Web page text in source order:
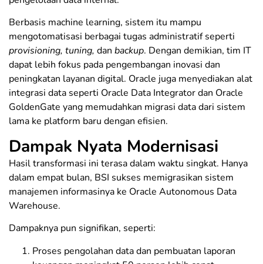
Berbasis machine learning, sistem itu mampu
mengotomatisasi berbagai tugas administratif seperti
provisioning, tuning, dan backup. Dengan demikian, tim IT
dapat lebih fokus pada pengembangan inovasi dan
peningkatan layanan digital. Oracle juga menyediakan alat
integrasi data seperti Oracle Data Integrator dan Oracle
GoldenGate yang memudahkan migrasi data dari sistem
lama ke platform baru dengan efisien.
Dampak Nyata Modernisasi
Hasil transformasi ini terasa dalam waktu singkat. Hanya
dalam empat bulan, BSI sukses memigrasikan sistem
manajemen informasinya ke Oracle Autonomous Data
Warehouse.
Dampaknya pun signifikan, seperti:
Proses pengolahan data dan pembuatan laporan